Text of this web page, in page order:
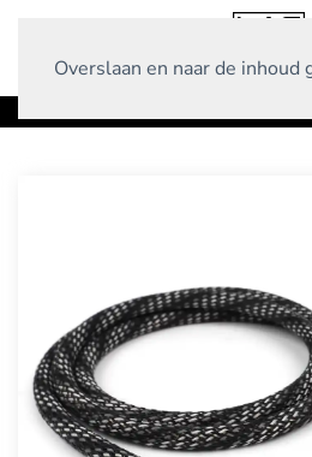
Overslaan en naar de inhoud